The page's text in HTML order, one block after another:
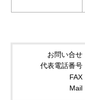
お問い合せ
代表電話番号
FAX
Mail